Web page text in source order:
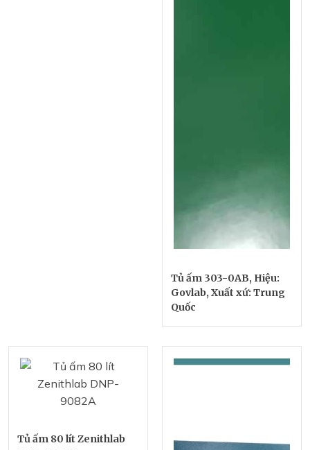
Tủ ấm 303-0AB, Hiệu:
Govlab, Xuất xứ: Trung
Quốc
Tủ ấm 80 lít Zenithlab